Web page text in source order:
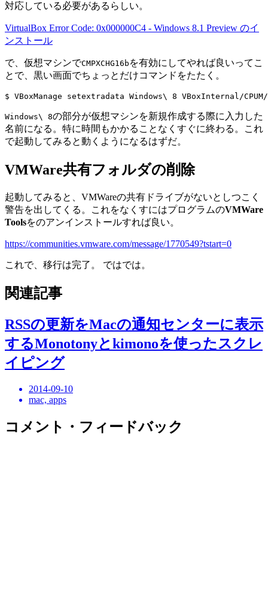
対応している必要があるらしい。
VirtualBox Error Code: 0x000000C4 - Windows 8.1 Preview のイ
ンストール
で、仮想マシンでCMPXCHG16b を有効にしてやれば良いってこ
とで、黒い画面でちょっとだけコマンドをたたく。
Windows\ 8の部分が仮想マシンを新規作成する際に入力した
名前になる。特に時間もかかることなくすぐに終わる。これ
で起動してみると動くようになるはずだ。
VMWare共有フォルダの削除
起動してみると、VMWareの共有ドライブがないとしつこく
警告を出してくる。これをなくすにはプログラムのVMWare
Toolsをのアンインストールすれば良い。
https://communities.vmware.com/message/1770549?tstart=0
これで、移行は完了。 ではでは。
関連記事
RSSの更新をMacの通知センターに表示
するMonotonyとkimonoを使ったスクレ
イピング
2014-09-10
mac, apps
コメント・フィードバック